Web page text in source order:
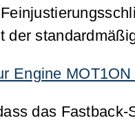
der
das